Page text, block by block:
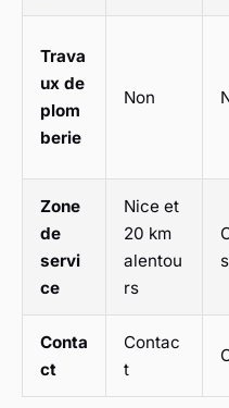
Trava
ux de
plom
berie
Non
Zone
de
servi
ce
Nice et
20 km
alentou
rs
Conta
ct
Contac
t